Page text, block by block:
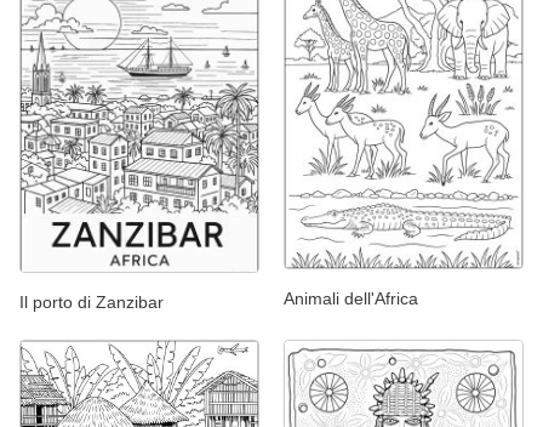
Il porto di Zanzibar Animali dell'Africa